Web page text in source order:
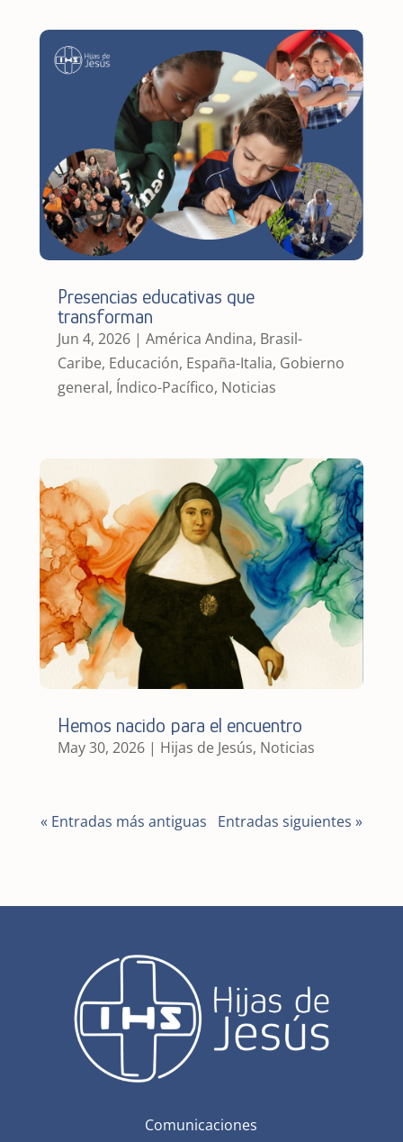
Presencias educativas que
transforman
Jun 4, 2026| América Andina, Brasil-
Caribe, Educación, España-Italia, Gobierno
general, Índico-Pacífico, Noticias
Hemos nacido para el encuentro
May 30, 2026| Hijas de Jesús, Noticias
« Entradas más antiguas Entradas siguientes »
Comunicaciones